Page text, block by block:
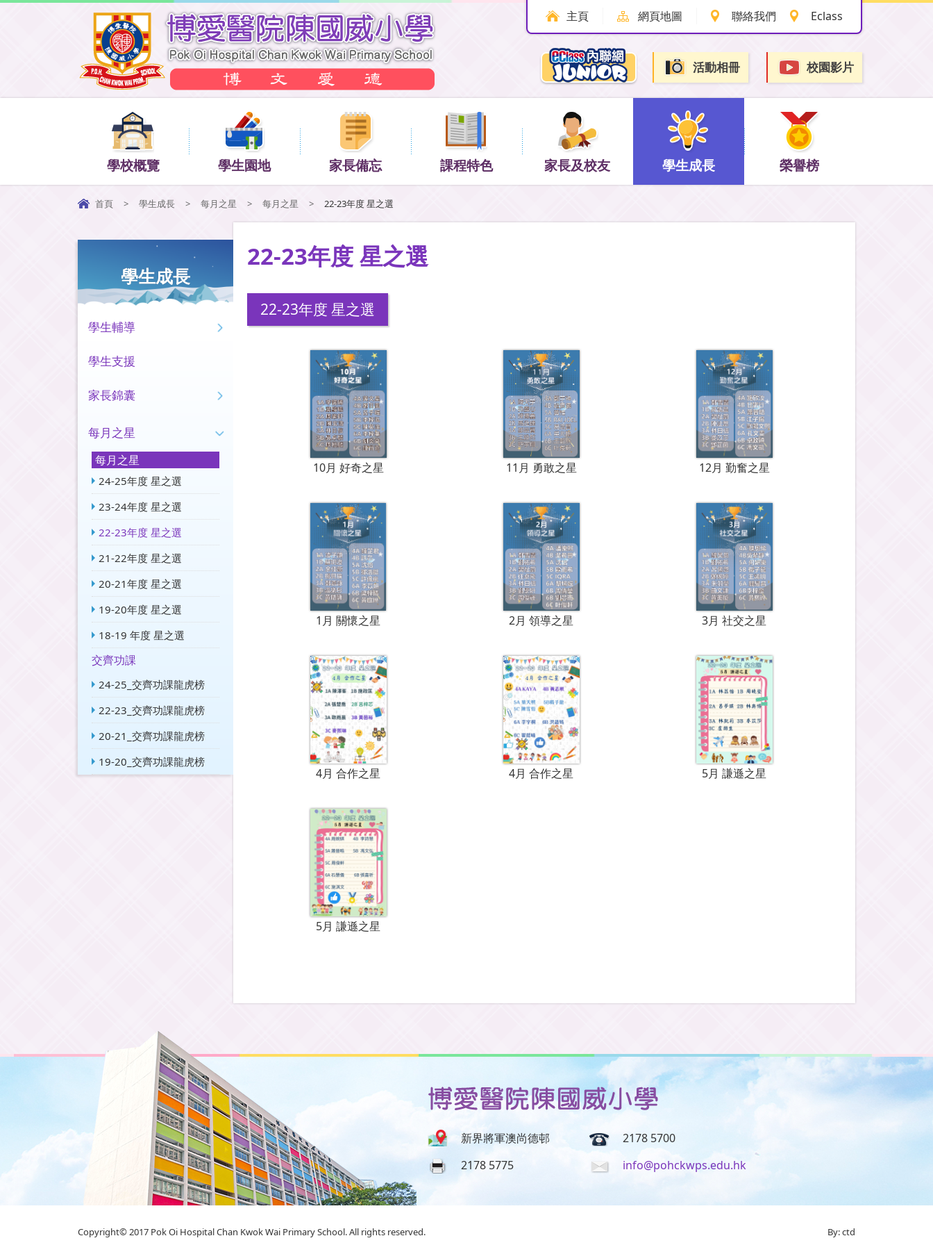
主頁 網頁地圖 聯絡我們 Eclass
活動相冊 校園影片
學校概覽 學生園地 家長備忘 課程特色 家長及校友 學生成長 榮譽榜
首頁 > 學生成長 > 每月之星 > 每月之星 > 22-23年度 星之選
22-23年度 星之選
22-23年度 星之選
10月 好奇之星 11月 勇敢之星 12月 勤奮之星
1月 關懷之星 2月 領導之星 3月 社交之星
4月 合作之星 4月 合作之星 5月 謙遜之星
5月 謙遜之星
學生成長
學生輔導
學生支援
家長錦囊
每月之星
每月之星
24-25年度 星之選
23-24年度 星之選
22-23年度 星之選
21-22年度 星之選
20-21年度 星之選
19-20年度 星之選
18-19 年度 星之選
交齊功課
24-25_交齊功課龍虎榜
22-23_交齊功課龍虎榜
20-21_交齊功課龍虎榜
19-20_交齊功課龍虎榜
新界將軍澳尚德邨
2178 5700
2178 5775
info@pohckwps.edu.hk
Copyright© 2017 Pok Oi Hospital Chan Kwok Wai Primary School. All rights reserved. By: ctd